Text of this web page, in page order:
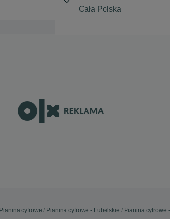
Pianina cyfrowe Pianina cyfrowe - Lubelskie Pianina cyfrowe